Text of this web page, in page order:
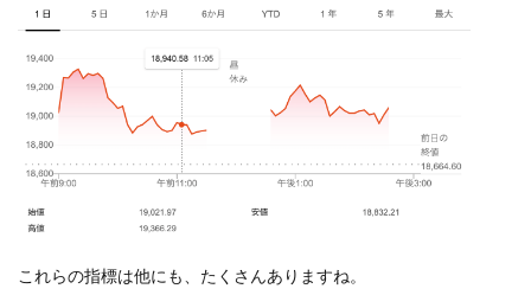
これらの指標は他にも、たくさんありますね。